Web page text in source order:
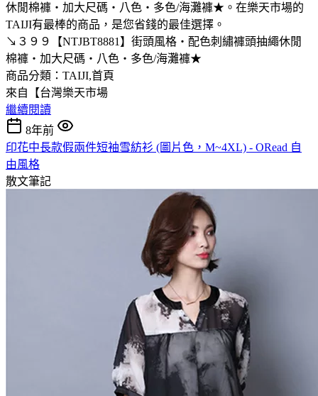
休閒棉褲‧加大尺碼‧八色‧多色/海灘褲★。在樂天市場的
TAIJI有最棒的商品，是您省錢的最佳選擇。
↘３９９【NTJBT8881】街頭風格‧配色刺繡褲頭抽繩休閒
棉褲‧加大尺碼‧八色‧多色/海灘褲★
商品分類：TAIJI,首頁
來自【台灣樂天市場
繼續閱讀
8年前
印花中長款假兩件短袖雪紡衫 (圖片色，M~4XL) - ORead 自
由風格
散文筆記